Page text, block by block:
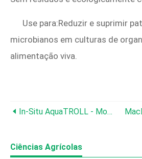
Use para:Reduzir e suprimir
microbianos em culturas de
alimentação viva.
In-Situ AquaTROLL - Modelo 400 - Multiparameter Aquaculture Probe MacDonald
Ciências Agrícolas